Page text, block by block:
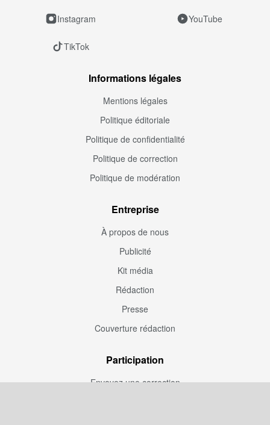
Instagram YouTube
TikTok
Informations légales
Mentions légales
Politique éditoriale
Politique de confidentialité
Politique de correction
Politique de modération
Entreprise
À propos de nous
Publicité
Kit média
Rédaction
Presse
Couverture rédaction
Participation
Envoyez une correction